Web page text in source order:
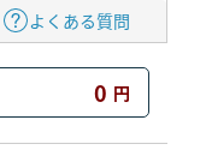
よくある質問
0 円